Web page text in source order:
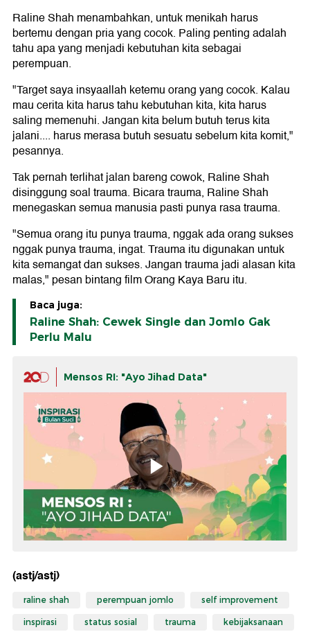
Raline Shah menambahkan, untuk menikah harus
bertemu dengan pria yang cocok. Paling penting adalah
tahu apa yang menjadi kebutuhan kita sebagai
perempuan.
"Target saya insyaallah ketemu orang yang cocok. Kalau
mau cerita kita harus tahu kebutuhan kita, kita harus
saling memenuhi. Jangan kita belum butuh terus kita
jalani.... harus merasa butuh sesuatu sebelum kita komit,"
pesannya.
Tak pernah terlihat jalan bareng cowok, Raline Shah
disinggung soal trauma. Bicara trauma, Raline Shah
menegaskan semua manusia pasti punya rasa trauma.
"Semua orang itu punya trauma, nggak ada orang sukses
nggak punya trauma, ingat. Trauma itu digunakan untuk
kita semangat dan sukses. Jangan trauma jadi alasan kita
malas," pesan bintang film Orang Kaya Baru itu.
Baca juga:
Raline Shah: Cewek Single dan Jomlo Gak
Perlu Malu
Mensos RI: "Ayo Jihad Data"
(astj/astj)
raline shah perempuan jomlo self improvement
inspirasi status sosial trauma kebijaksanaan